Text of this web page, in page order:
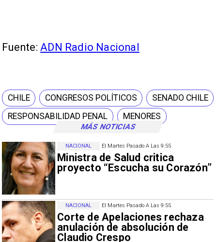
MÁS NOTICIAS
El Martes Pasado A Las 9:55
Ministra de Salud critica
proyecto “Escucha su Corazón”
NACIONAL
El Martes Pasado A Las 9:55
Corte de Apelaciones rechaza
anulación de absolución de
Claudio Crespo
NACIONAL
Fuente:ADN Radio Nacional
CHILE CONGRESOS POLÍTICOS
SENADO CHILE
RESPONSABILIDAD PENAL
MENORES